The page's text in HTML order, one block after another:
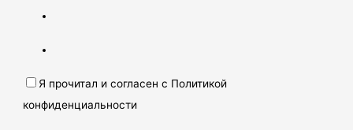
Я прочитал и согласен с Политикой
конфиденциальности